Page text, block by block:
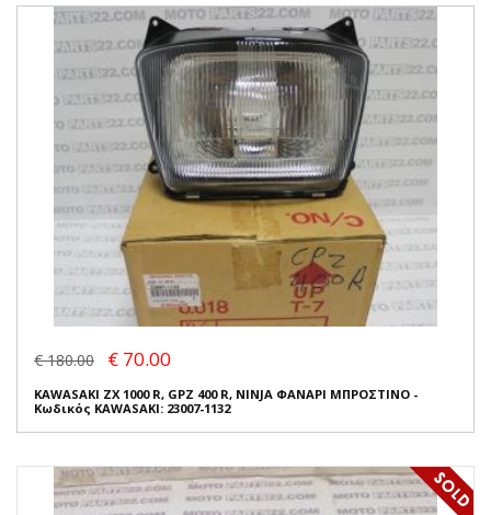
€ 180.00 € 70.00
KAWASAKI ZX 1000 R, GPZ 400 R, NINJA ΦΑΝΑΡΙ ΜΠΡΟΣΤΙΝΟ -
Κωδικός KAWASAKI: 23007-1132